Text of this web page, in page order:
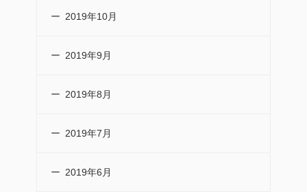
2019年10月
2019年9月
2019年8月
2019年7月
2019年6月